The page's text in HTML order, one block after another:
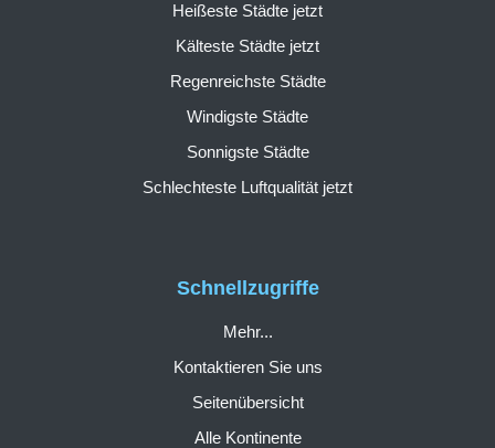
Schnellzugriffe
Mehr...
Kontaktieren Sie uns
Seitenübersicht
Alle Kontinente
Heißeste Städte jetzt
Kälteste Städte jetzt
Regenreichste Städte
Windigste Städte
Sonnigste Städte
Schlechteste Luftqualität jetzt